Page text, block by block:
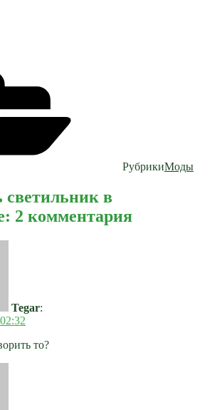
РубрикиМоды
светильник в
2 комментария
Tegar:
то?